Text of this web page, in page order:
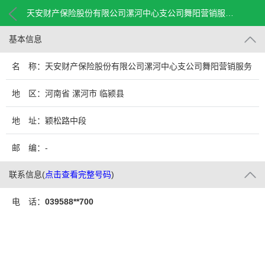
基本信息
名 称：天安财产保险股份有限公司漯河中心支公司舞阳营销服务
部
地 区：河南省 漯河市 临颍县
地 址：颖松路中段
邮 编：-
联系信息(点击查看完整号码)
电 话： 039588**700